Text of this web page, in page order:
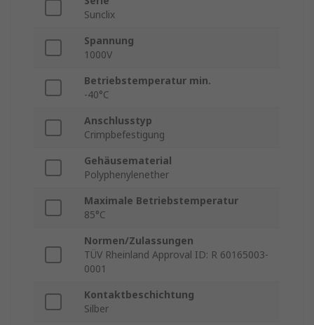
Sunclix
Spannung
1000V
Betriebstemperatur min.
-40°C
Anschlusstyp
Crimpbefestigung
Gehäusematerial
Polyphenylenether
Maximale Betriebstemperatur
85°C
Normen/Zulassungen
TÜV Rheinland Approval ID: R 60165003-
0001
Kontaktbeschichtung
Silber